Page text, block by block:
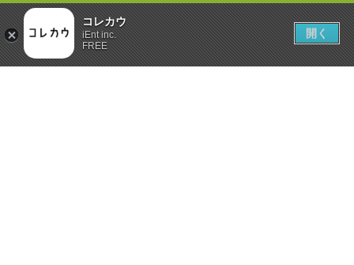
コレカウ
iEnt inc.
FREE
開く